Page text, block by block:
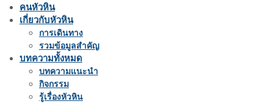
คนหัวหิน
เกี่ยวกับหัวหิน
การเดินทาง
รวมข้อมูลสำคัญ
บทความทั้งหมด
บทความแนะนำ
กิจกรรม
รู้เรื่องหัวหิน